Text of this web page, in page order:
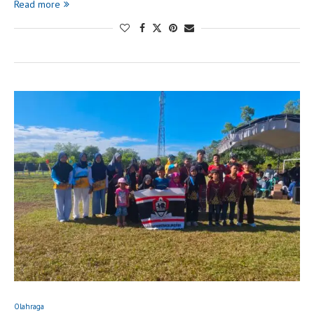
Read more
Olahraga